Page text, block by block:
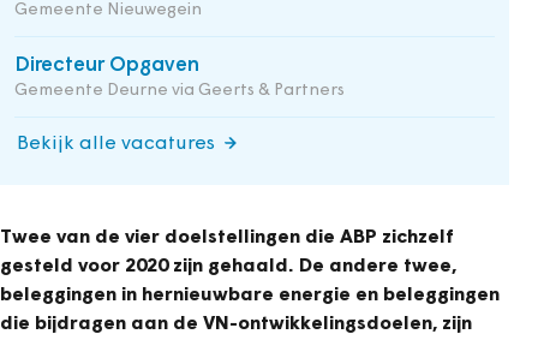
Gemeente Nieuwegein
Directeur Opgaven
Gemeente Deurne via Geerts & Partners
Bekijk alle vacatures
Twee van de vier doelstellingen die ABP zichzelf
gesteld voor 2020 zijn gehaald. De andere twee,
beleggingen in hernieuwbare energie en beleggingen
die bijdragen aan de VN-ontwikkelingsdoelen, zijn